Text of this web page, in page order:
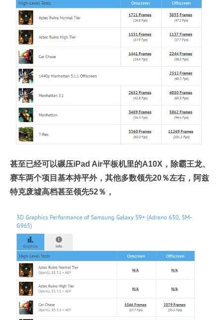
甚至已经可以碾压iPad Air平板机里的A10X，除霸王龙、
赛车两个项目基本持平外，其他多数领先20％左右，阿兹
特克废墟高档甚至领先52％，